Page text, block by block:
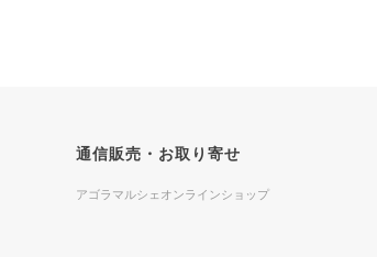
通信販売・お取り寄せ
アゴラマルシェオンラインショップ